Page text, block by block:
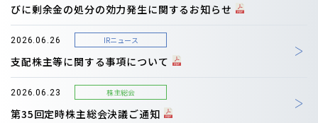
びに剰余金の処分の効力発生に関するお知らせ
2026.06.26 IRニュース
支配株主等に関する事項について
2026.06.23 株主総会
第35回定時株主総会決議ご通知